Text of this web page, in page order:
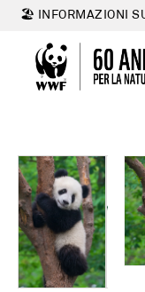
🏖 INFORMAZIONI